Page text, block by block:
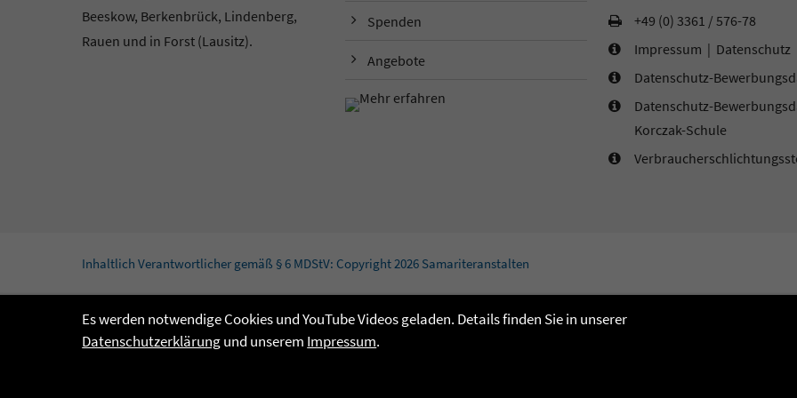
Beeskow, Berkenbrück, Lindenberg,
Rauen und in Forst (Lausitz).
Spenden
Angebote
+49 (0) 3361 / 576-78
Impressum | Datenschutz
Datenschutz-
Datenschutz-
Korczak-Schule
Inhaltlich Verantwortlicher gemäß § 6 MDStV: Copyright 2026 Samariteranstalten
Es werden notwendige Cookies und YouTube Videos geladen. Details finden Sie in unserer
Datenschutzerklärungund unserem Impressum.